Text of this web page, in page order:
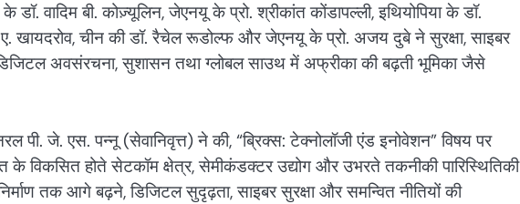
वादिम बी. कोज़्यूलिन, जेएनयू के प्रो. श्रीकांत कोंडापल्ली, इथियोपिया के डॉ.
खायदरोव, चीन की डॉ. रैचेल रूडोल्फ और जेएनयू के प्रो. अजय दुबे ने सुरक्षा, साइबर
अवसंरचना, सुशासन तथा ग्लोबल साउथ में अफ्रीका की बढ़ती भूमिका जैसे
पी. जे. एस. पन्नू (सेवानिवृत्त) ने की, “ब्रिक्स: टेक्नोलॉजी एंड इनोवेशन” विषय पर
के विकसित होते सेटकॉम क्षेत्र, सेमीकंडक्टर उद्योग और उभरते तकनीकी पारिस्थितिकी
तक आगे बढ़ने, डिजिटल सुदृढ़ता, साइबर सुरक्षा और समन्वित नीतियों की